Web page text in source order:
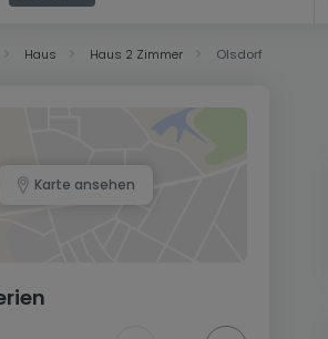
Haus Haus 2 Zimmer Olsdorf
Karte ansehen